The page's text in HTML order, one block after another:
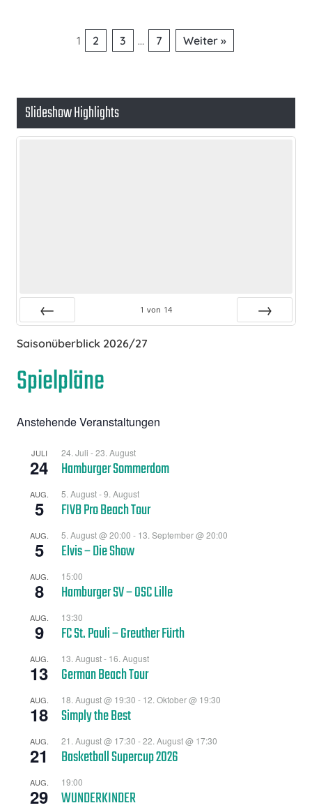
Seitennummerierung
1 2 3 … 7 Weiter »
Slideshow Highlights
1 von 14
Saisonüberblick 2026/27
Spielpläne
Anstehende Veranstaltungen
JULI
24
24. Juli -23. August
Hamburger Sommerdom
AUG.
5
5. August-9. August
FIVB Pro Beach Tour
AUG.
5
5. August @ 20:00 - 13. September @ 20:00
Elvis – Die Show
AUG.
8
15:00
Hamburger SV – OSC Lille
AUG.
9
13:30
FC St. Pauli – Greuther Fürth
AUG.
13
13. August- 16. August
German Beach Tour
AUG.
18
18. August @ 19:30 - 12. Oktober @ 19:30
Simply the Best
AUG.
21
21. August @ 17:30 -22. August @ 17:30
Basketball Supercup 2026
AUG.
29
19:00
WUNDERKINDER